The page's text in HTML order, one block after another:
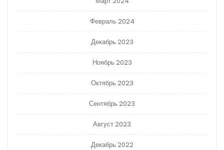
Февраль 2024
Декабрь 2023
Ноябрь 2023
Октябрь 2023
Сентябрь 2023
Август 2023
Декабрь 2022